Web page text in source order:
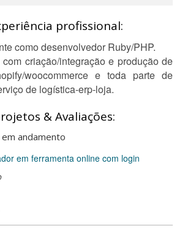
profissional:
como desenvolvedor Ruby/PHP.
criação/integração e produção de
woocommerce e toda parte de
de logística-erp-loja.
& Avaliações:
andamento
em ferramenta online com login